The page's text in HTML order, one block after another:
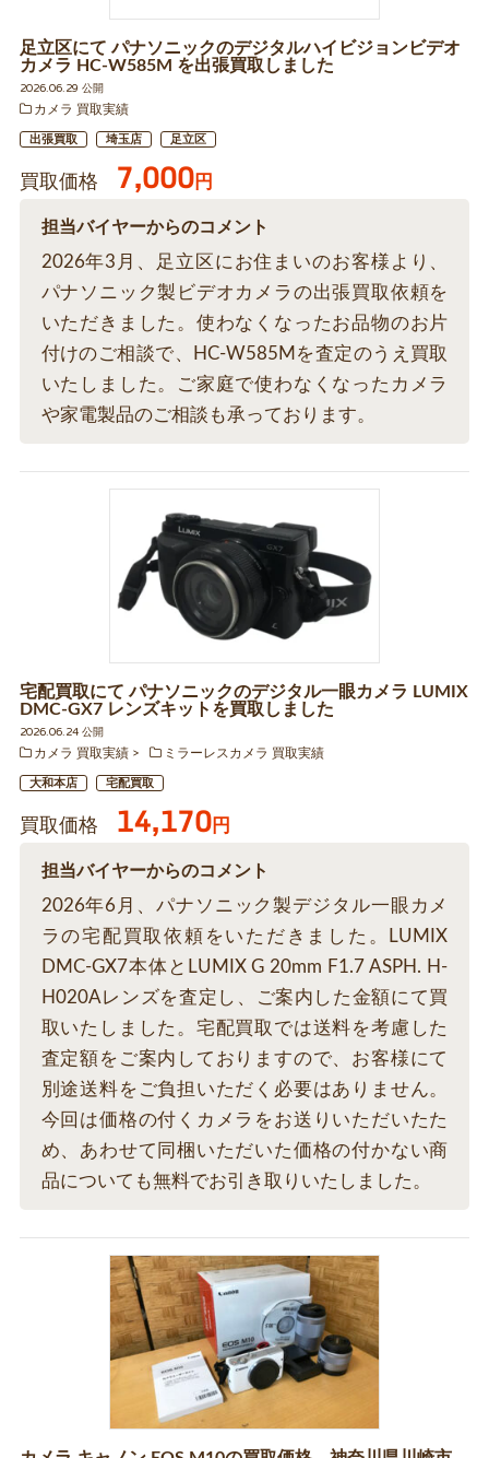
足立区にて パナソニックのデジタルハイビジョンビデオ
カメラ HC-W585M を出張買取しました
2026.06.29 公開
カメラ 買取実績
出張買取 埼玉店 足立区
買取価格 7,000円
担当バイヤーからのコメント
2026年3月、足立区にお住まいのお客様より、
パナソニック製ビデオカメラの出張買取依頼を
いただきました。使わなくなったお品物のお片
付けのご相談で、HC-W585Mを査定のうえ買取
いたしました。ご家庭で使わなくなったカメラ
や家電製品のご相談も承っております。
宅配買取にて パナソニックのデジタル一眼カメラ LUMIX
DMC-GX7 レンズキットを買取しました
2026.06.24 公開
カメラ 買取実績
ミラーレスカメラ 買取実績
大和本店 宅配買取
買取価格 14,170円
担当バイヤーからのコメント
2026年6月、パナソニック製デジタル一眼カメ
ラの宅配買取依頼をいただきました。LUMIX
DMC-GX7本体とLUMIX G 20mm F1.7 ASPH. H-
H020Aレンズを査定し、ご案内した金額にて買
取いたしました。宅配買取では送料を考慮した
査定額をご案内しておりますので、お客様にて
別途送料をご負担いただく必要はありません。
今回は価格の付くカメラをお送りいただいたた
め、あわせて同梱いただいた価格の付かない商
品についても無料でお引き取りいたしました。